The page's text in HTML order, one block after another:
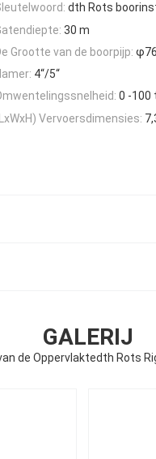
dth Rots
30 m
Grootte van de boorpijp:
4“/5“
0 -100
Vervoersdimensies:
GALERIJ
de Oppervlaktedth Rots